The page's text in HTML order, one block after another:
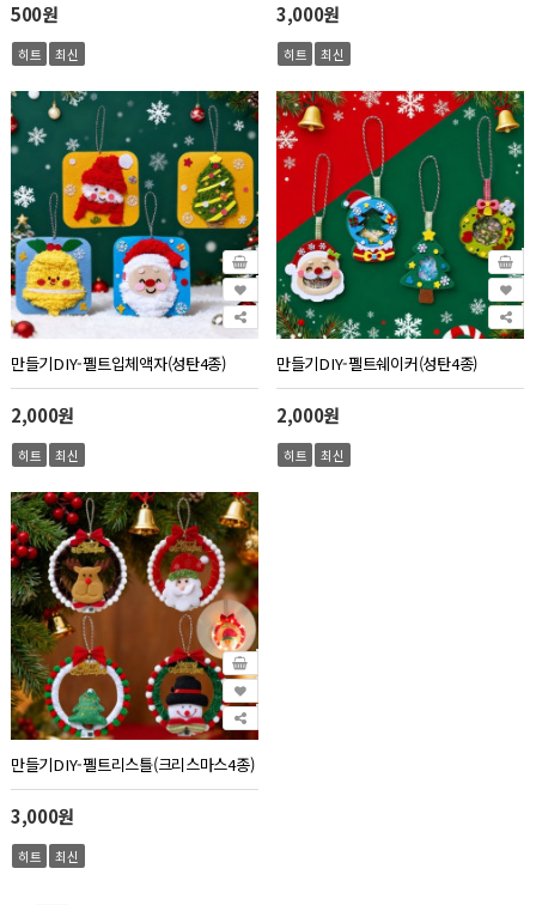
500원
히트 최신
3,000원
히트 최신
만들기DIY-펠트입체액자(성탄4종)
2,000원
히트 최신
만들기DIY-펠트쉐이커(성탄4종)
2,000원
히트 최신
만들기DIY-펠트리스틀(크리스마스4종)
3,000원
히트 최신